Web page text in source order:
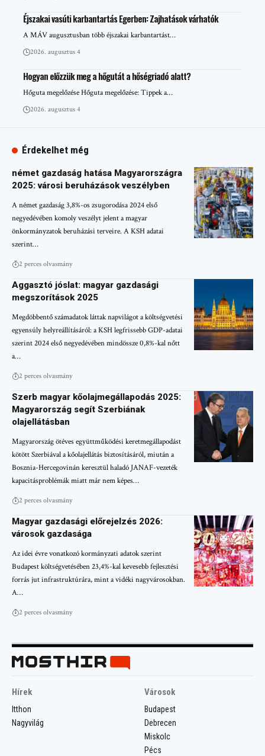
Éjszakai vasúti karbantartás Egerben: Zajhatások várhatók
A MÁV augusztusban több éjszakai karbantartást…
2026. augusztus 4
Hogyan előzzük meg a hőgutát a hőségriadó alatt?
Hőguta megelőzése Hőguta megelőzése: Tippek a…
2026. augusztus 4
Érdekelhet még
német gazdaság hatása Magyarországra
2025: városi beruházások veszélyben
A német gazdaság 3,8%-os zsugorodása 2024 első
negyedévében komoly veszélyt jelent a magyar
önkormányzatok beruházási terveire. A KSH adatai
szerint…
2 perces olvasmány
Aggasztó jóslat: magyar gazdasági
megszorítások 2025
Megdöbbentő számadatok láttak napvilágot a költségvetési
egyensúly helyreállításáról: a KSH legfrissebb GDP-adatai
szerint 2024 első negyedévében mindössze 0,8%-kal nőtt
a…
2 perces olvasmány
Szerb magyar kőolajmegállapodás 2025:
Magyarország segít Szerbiának
olajellátásban
Magyarország ötéves együttműködési keretmegállapodást
kötött Szerbiával a kőolajellátás biztosításáról, miután a
Bosznia-Hercegovinán keresztül haladó JANAF-vezeték
kapacitásproblémák miatt már nem képes…
2 perces olvasmány
Magyar gazdasági előrejelzés 2026:
városok gazdasága
Az idei évre vonatkozó kormányzati adatok szerint
Budapest költségvetésében 23,4%-kal kevesebb fejlesztési
forrás jut infrastruktúrára, mint a vidéki nagyvárosokban.
A…
2 perces olvasmány
Hírek
Itthon
Nagyvilág
Városok
Budapest
Debrecen
Miskolc
Pécs